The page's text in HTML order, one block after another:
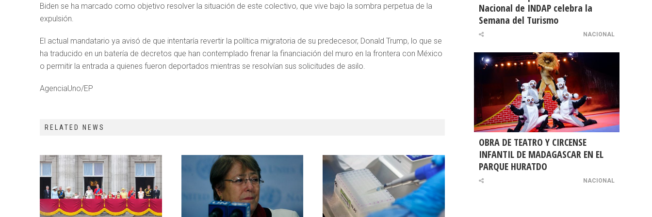
Biden se ha marcado como objetivo resolver la situación de este colectivo, que vive bajo la sombra perpetua de la
expulsión.
El actual mandatario ya avisó de que intentaría revertir la política migratoria de su predecesor, Donald Trump, lo que se
ha traducido en un batería de decretos que han contemplado frenar la financiación del muro en la frontera con México
o permitir la entrada a quienes fueron deportados mientras se resolvían sus solicitudes de asilo.
AgenciaUno/EP
RELATED NEWS
Nacional de INDAP celebra la
Semana del Turismo
NACIONAL
OBRA DE TEATRO Y CIRCENSE
INFANTIL DE MADAGASCAR EN EL
PARQUE HURATDO
NACIONAL